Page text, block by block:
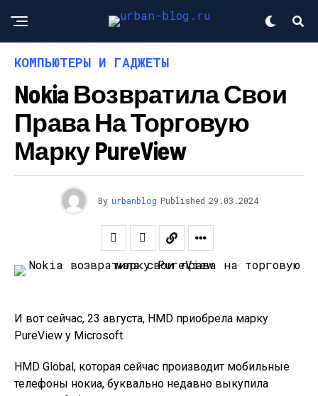
КОМПЬЮТЕРЫ И ГАДЖЕТЫ
Nokia Возвратила Свои
Права На Торговую
Марку PureView
By urbanblog Published 29.03.2024
И вот сейчас, 23 августа, HMD приобрела марку
PureView у Microsoft.
HMD Global, которая сейчас производит мобильные
телефоны нокиа, буквально недавно выкупила